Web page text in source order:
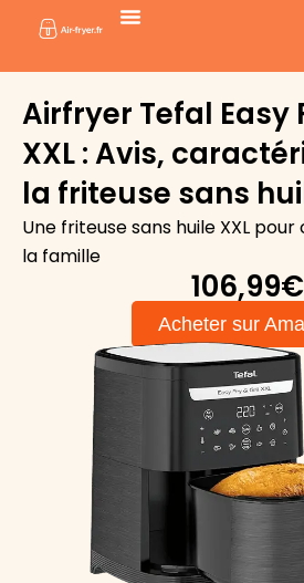
contenu
Airfryer Tefal Easy
XXL : Avis,
la friteuse sans
Une friteuse sans huile XXL
la famille
106,99€
Acheter sur